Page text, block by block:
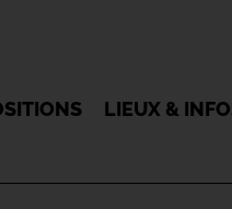
LIEUX &